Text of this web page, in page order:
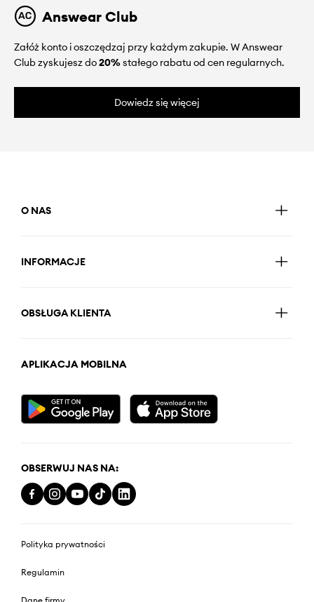
Answear Club
Załóż konto i oszczędzaj przy każdym zakupie. W Answear
Club zyskujesz do20%stałego rabatu od cen regularnych.
Dowiedz się więcej
O NAS
INFORMACJE
OBSŁUGA KLIENTA
APLIKACJA MOBILNA
OBSERWUJ NAS NA:
Polityka prywatności
Regulamin